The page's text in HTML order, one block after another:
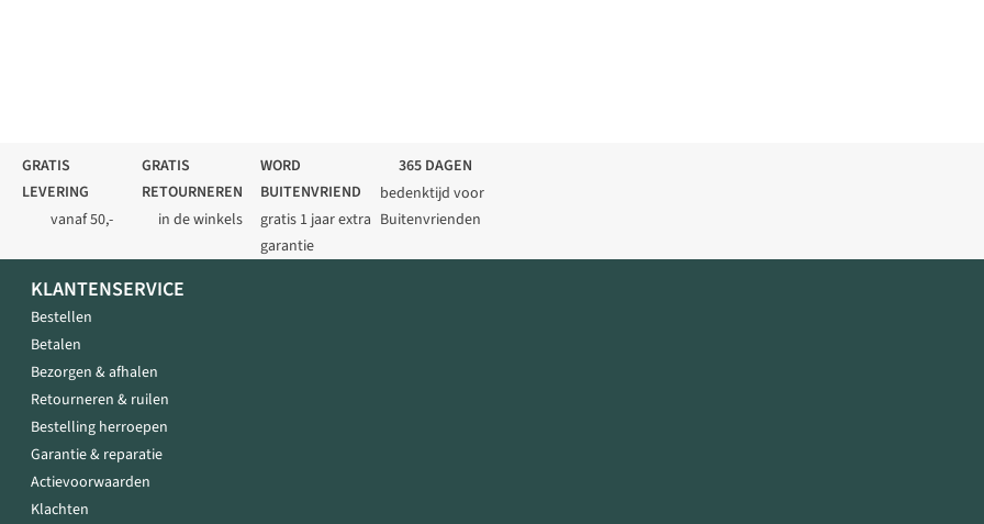
GRATIS
LEVERING
vanaf 50,-
GRATIS
RETOURNEREN
in de winkels
WORD
BUITENVRIEND
gratis 1 jaar extra
garantie
365 DAGEN
bedenktijd voor
Buitenvrienden
KLANTENSERVICE
Bestellen
Betalen
Bezorgen & afhalen
Retourneren & ruilen
Bestelling herroepen
Garantie & reparatie
Actievoorwaarden
Klachten